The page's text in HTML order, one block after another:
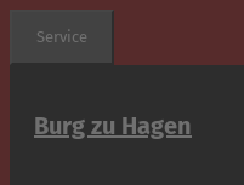
Service
Burg zu Hagen